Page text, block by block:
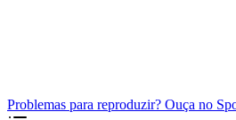
Problemas para reproduzir? Ouça no